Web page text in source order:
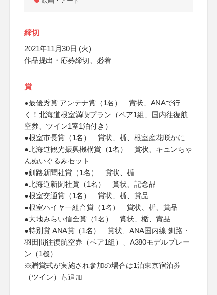
締切
2021年11月30日 (火)
作品提出・応募締切、必着
賞
●最優秀賞 アンテナ賞（1名） 賞状、ANAで行
く！北海道根室満喫プラン（ペア1組、国内往復航
空券、ツイン1室1泊付き）
●根室市長賞（1名） 賞状、楯、根室産花咲かに
●北海道観光振興機構賞（1名） 賞状、キュンちゃ
んぬいぐるみセット
●釧路新聞社賞（1名） 賞状、楯
●北海道新聞社賞（1名） 賞状、記念品
●根室交通賞（1名） 賞状、楯、賞品
●根室ハイヤー組合賞（1名） 賞状、楯、賞品
●大地みらい信金賞（1名） 賞状、楯、賞品
●特別賞 ANA賞（1名） 賞状、ANA国内線 釧路・
羽田間往復航空券（ペア1組）、A380モデルプレー
ン（1機）
※贈賞式が実施され参加の場合は1泊東京宿泊券
（ツイン）も追加